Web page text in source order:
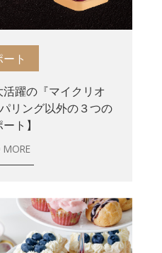
ト
躍の『マイクリオ
リング以外の３つの
ト】
MORE